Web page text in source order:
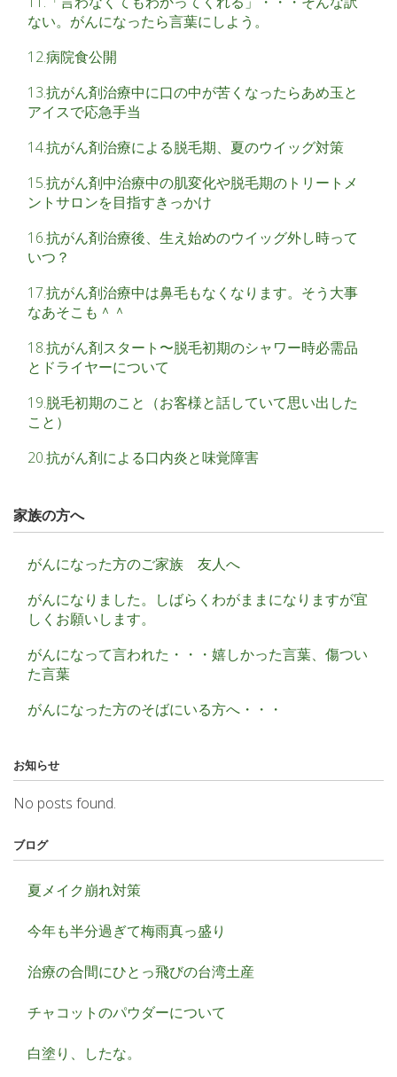
ない。がんになったら言葉にしよう。
12.病院食公開
13.抗がん剤治療中に口の中が苦くなったらあめ玉と
アイスで応急手当
14.抗がん剤治療による脱毛期、夏のウイッグ対策
15.抗がん剤中治療中の肌変化や脱毛期のトリートメ
ントサロンを目指すきっかけ
16.抗がん剤治療後、生え始めのウイッグ外し時って
いつ？
17.抗がん剤治療中は鼻毛もなくなります。そう大事
なあそこも＾＾
18.抗がん剤スタート〜脱毛初期のシャワー時必需品
とドライヤーについて
19.脱毛初期のこと（お客様と話していて思い出した
こと）
20.抗がん剤による口内炎と味覚障害
家族の方へ
がんになった方のご家族 友人へ
がんになりました。しばらくわがままになりますが宜
しくお願いします。
がんになって言われた・・・嬉しかった言葉、傷つい
た言葉
がんになった方のそばにいる方へ・・・
お知らせ
No posts found.
ブログ
夏メイク崩れ対策
今年も半分過ぎて梅雨真っ盛り
治療の合間にひとっ飛びの台湾土産
チャコットのパウダーについて
白塗り、したな。